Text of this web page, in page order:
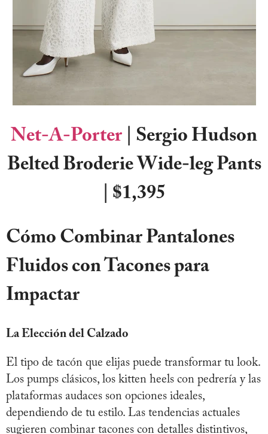
Net-A-Porter | Sergio Hudson
Belted Broderie Wide-leg Pants
| $1,395
Cómo Combinar Pantalones
Fluidos con Tacones para
Impactar
La Elección del Calzado
El tipo de tacón que elijas puede transformar tu look.
Los pumps clásicos, los kitten heels con pedrería y las
plataformas audaces son opciones ideales,
dependiendo de tu estilo. Las tendencias actuales
sugieren combinar tacones con detalles distintivos,